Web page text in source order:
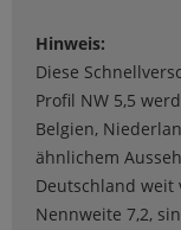
Hinweis:
Diese
Profil NW 5,5
Belgien,
ähnlichem
Deutschland
Nennweite 7,2,